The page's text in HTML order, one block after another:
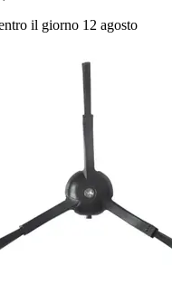
il giorno 12 agosto